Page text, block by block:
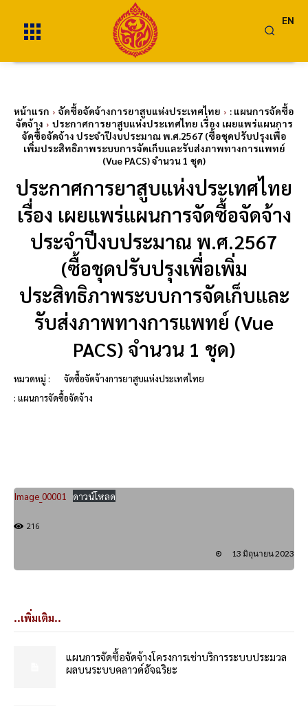
EN
หน้าแรก จัดซื้อจัดจ้างการยาสูบแห่งประเทศไทย
: แผนการจัดซื้อ
จัดจ้าง
ประกาศการยาสูบแห่งประเทศไทย เรื่อง เผยแพร่แผนการ
จัดซื้อจัดจ้าง ประจำปีงบประมาณ พ.ศ.2567 (ซื้อชุดปรับปรุงเพื่อ
เพิ่มประสิทธิภาพระบบการจัดเก็บและรับส่งภาพทางการแพทย์
(Vue PACS) จำนวน 1 ชุด)
ประกาศการยาสูบแห่งประเทศไทย
เรื่อง เผยแพร่แผนการจัดซื้อจัดจ้าง
ประจำปีงบประมาณ พ.ศ.2567
(ซื้อชุดปรับปรุงเพื่อเพิ่ม
ประสิทธิภาพระบบการจัดเก็บและ
รับส่งภาพทางการแพทย์ (Vue
PACS) จำนวน 1 ชุด)
หมวดหมู่ :
จัดซื้อจัดจ้างการยาสูบแห่งประเทศไทย
: แผนการจัดซื้อจัดจ้าง
Image_00001 ดาวน์โหลด
216
13 มิถุนายน 2023
..เพิ่มเติม..
แผนการจัดซื้อจัดจ้างโครงการเช่าบริการระบบประมวล
ผลบนระบบคลาวด์อัจฉริยะ